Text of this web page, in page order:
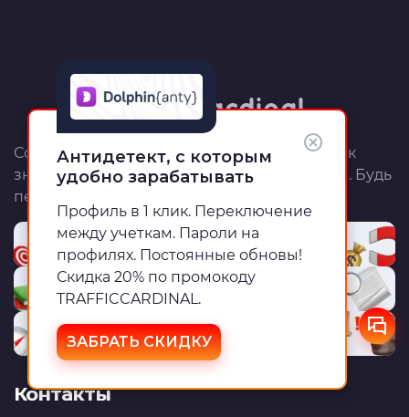
Сообщество ТК — это ежедневный источник
знаний, инструменты для работы и митапы. Будь
первым!
Реклама у нас
Академия
Глоссарий
Контакты
Антидетект, с которым
удобно зарабатывать
Профиль в 1 клик. Переключение
между учеткам. Пароли на
профилях. Постоянные обновы!
Скидка 20% по промокоду
TRAFFICCARDINAL.
ЗАБРАТЬ СКИДКУ